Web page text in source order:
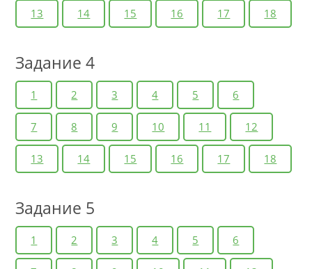
13 14 15 16 17 18
Задание 4
1 2 3 4 5 6
7 8 9 10 11 12
13 14 15 16 17 18
Задание 5
1 2 3 4 5 6